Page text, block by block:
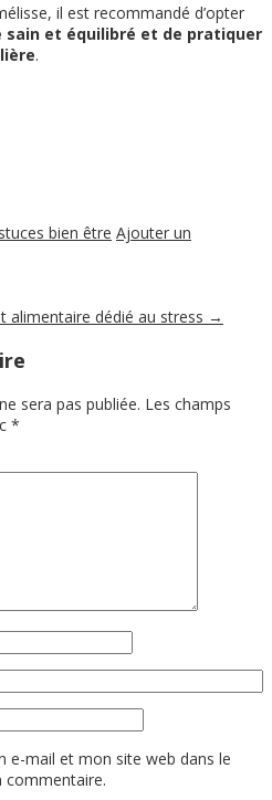
il est recommandé d’opter
et équilibré et de pratiquer
.
bien être Ajouter un
alimentaire dédié au stress →
sera pas publiée. Les champs
*
e-mail et mon site web dans le
commentaire.